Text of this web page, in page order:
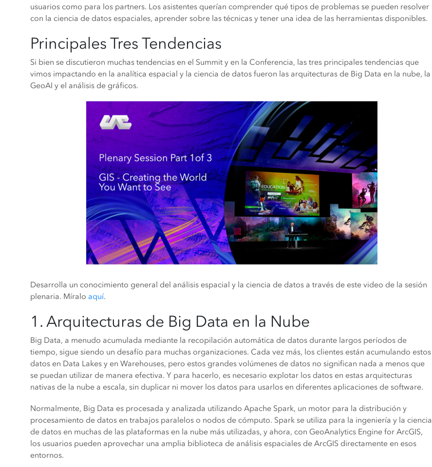
usuarios como para los partners. Los asistentes querían comprender qué tipos de problemas se pueden resolver
con la ciencia de datos espaciales, aprender sobre las técnicas y tener una idea de las herramientas disponibles.
Principales Tres Tendencias
Si bien se discutieron muchas tendencias en el Summit y en la Conferencia, las tres principales tendencias que
vimos impactando en la analítica espacial y la ciencia de datos fueron las arquitecturas de Big Data en la nube, la
GeoAI y el análisis de gráficos.
Desarrolla un conocimiento general del análisis espacial y la ciencia de datos a través de este video de la sesión
plenaria. Míralo aquí.
1. Arquitecturas de Big Data en la Nube
Big Data, a menudo acumulada mediante la recopilación automática de datos durante largos períodos de
tiempo, sigue siendo un desafío para muchas organizaciones. Cada vez más, los clientes están acumulando estos
datos en Data Lakes y en Warehouses, pero estos grandes volúmenes de datos no significan nada a menos que
se puedan utilizar de manera efectiva. Y para hacerlo, es necesario explotar los datos en estas arquitecturas
nativas de la nube a escala, sin duplicar ni mover los datos para usarlos en diferentes aplicaciones de software.
Normalmente, Big Data es procesada y analizada utilizando Apache Spark, un motor para la distribución y
procesamiento de datos en trabajos paralelos o nodos de cómputo. Spark se utiliza para la ingeniería y la ciencia
de datos en muchas de las plataformas en la nube más utilizadas, y ahora, con GeoAnalytics Engine for ArcGIS,
los usuarios pueden aprovechar una amplia biblioteca de análisis espaciales de ArcGIS directamente en esos
entornos.